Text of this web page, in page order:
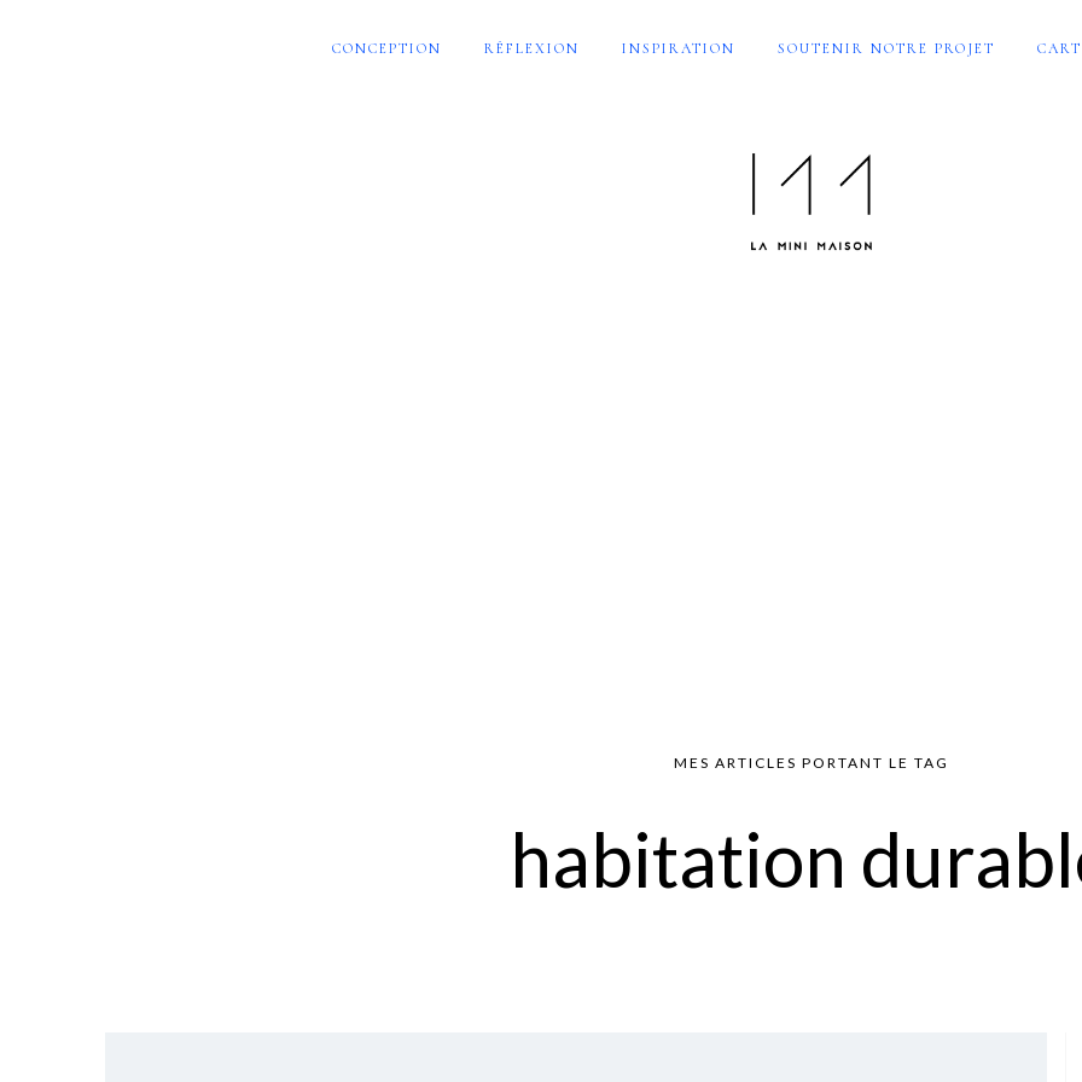
CONCEPTION RÉFLEXION INSPIRATION SOUTENIR NOTRE PROJET
MES ARTICLES PORTANT LE TAG
habitation